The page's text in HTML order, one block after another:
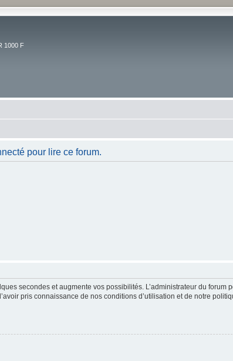
1000 F
pour lire ce forum.
secondes et augmente vos possibilités. L’administrateur du forum
pris connaissance de nos conditions d’utilisation et de notre